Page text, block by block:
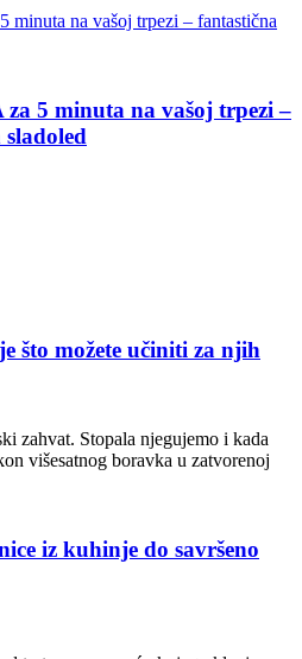
5 minuta na vašoj trpezi –
što možete učiniti za njih
zahvat. Stopala njegujemo i kada
višesatnog boravka u zatvorenoj
iz kuhinje do savršeno